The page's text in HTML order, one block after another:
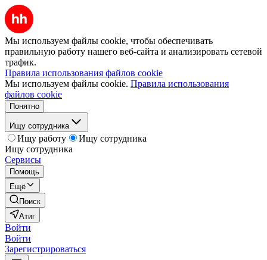
Мы используем файлы cookie, чтобы обеспечивать
правильную работу нашего веб-сайта и анализировать сетевой
трафик.
Правила использования файлов cookie
Мы используем файлы cookie. Правила использования
файлов cookie
Понятно
Ищу сотрудника
Ищу работу
Ищу сотрудника
Ищу сотрудника
Сервисы
Помощь
Ещё
Поиск
Атиг
Войти
Войти
Зарегистрироваться